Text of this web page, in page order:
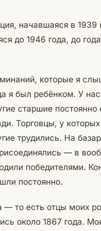
начавшаяся в 1939
до 1946 года, до
которые я
я был ребёнком. У
старшие
Торговцы, у
трудились. На
— в
победителями.
постоянно.
— то есть отцы моих
около 1867 года.